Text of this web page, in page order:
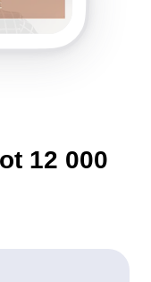
12 000